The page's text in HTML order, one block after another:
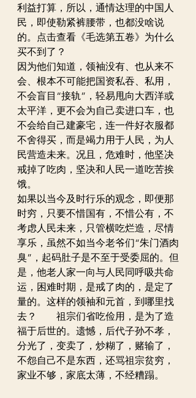
利益打算，所以，通情达理的中国人
民，即使勒紧裤腰带，也都没啥说
的。点击查看《毛选第五卷》为什么
买不到了？
因为他们知道，领袖没有、也从来不
会、根本不可能把国资私吞、私用，
不会盲目“接轨”，轻易甩向大西洋或
太平洋，更不会为自己卖进口车，也
不会给自己建豪宅，连一件好衣服都
不舍得买，而是竭力用于人民，为人
民营造未来。况且，危难时，他坚决
戒掉了吃肉，坚决和人民一道吃苦挨
饿。
如果以当今及时行乐的观念，即便那
时穷，只要不惜国有，不惜公有，不
考虑人民未来，只管横吃烂造，尽情
享乐，虽然不如当今老爷们“朱门酒肉
臭”，起码肚子是不至于受委屈的。但
是，他老人家一向与人民同呼吸共命
运，困难时期，是戒了肉的，是定了
量的。这样的领袖和元首，到哪里找
去？　　祖宗们省吃俭用，是为了造
福于后世的。遗憾，后代子孙不孝，
分光了，变卖了，炒糊了，赌输了，
不怨自己不是东西，还骂祖宗贫穷，
家业不够，家底太薄，不经糟蹋。